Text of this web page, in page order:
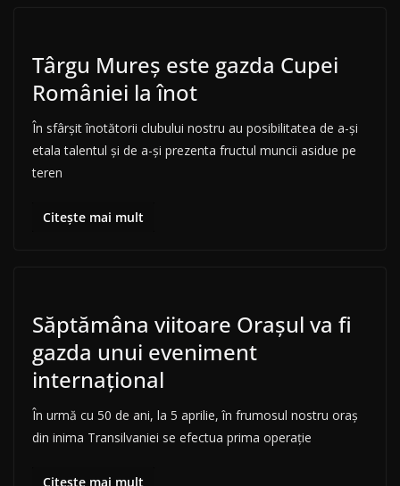
Târgu Mureş este gazda Cupei
României la înot
În sfârşit înotătorii clubului nostru au posibilitatea de a-şi
etala talentul şi de a-şi prezenta fructul muncii asidue pe
teren
Citește mai mult
Săptămâna viitoare Orașul va fi
gazda unui eveniment
internațional
În urmă cu 50 de ani, la 5 aprilie, în frumosul nostru oraș
din inima Transilvaniei se efectua prima operație
Citește mai mult